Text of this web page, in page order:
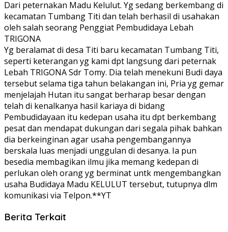
Dari peternakan Madu Kelulut. Yg sedang berkembang di
kecamatan Tumbang Titi dan telah berhasil di usahakan
oleh salah seorang Penggiat Pembudidaya Lebah
TRIGONA
Yg beralamat di desa Titi baru kecamatan Tumbang Titi,
seperti keterangan yg kami dpt langsung dari peternak
Lebah TRIGONA Sdr Tomy. Dia telah menekuni Budi daya
tersebut selama tiga tahun belakangan ini, Pria yg gemar
menjelajah Hutan itu sangat berharap besar dengan
telah di kenalkanya hasil kariaya di bidang
Pembudidayaan itu kedepan usaha itu dpt berkembang
pesat dan mendapat dukungan dari segala pihak bahkan
dia berkeinginan agar usaha pengembangannya
berskala luas menjadi unggulan di desanya. Ia pun
besedia membagikan ilmu jika memang kedepan di
perlukan oleh orang yg berminat untk mengembangkan
usaha Budidaya Madu KELULUT tersebut, tutupnya dlm
komunikasi via Telpon.**YT
Berita Terkait